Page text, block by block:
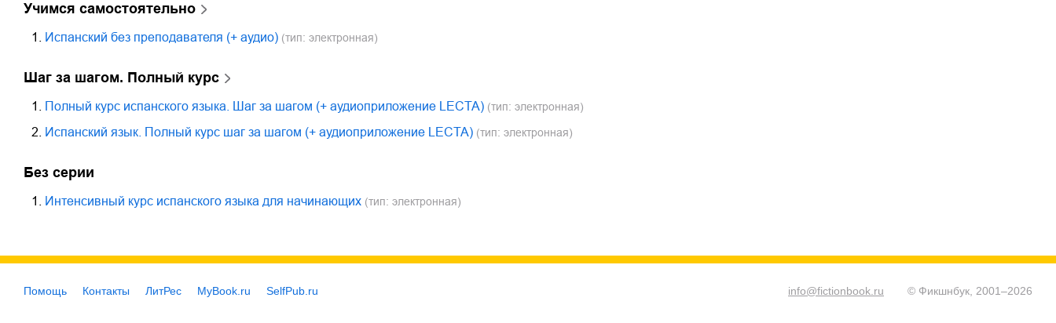
Учимся самостоятельно
1. Испанский без преподавателя (+ аудио) (тип: электронная)
Шаг за шагом. Полный курс
1. Полный курс испанского языка. Шаг за шагом (+ аудиоприложение LECTA) (тип: электронная)
2. Испанский язык. Полный курс шаг за шагом (+ аудиоприложение LECTA) (тип: электронная)
Без серии
1. Интенсивный курс испанского языка для начинающих (тип: электронная)
Помощь Контакты ЛитРес MyBook.ru SelfPub.ru info@fictionbook.ru © Фикшнбук, 2001–2026